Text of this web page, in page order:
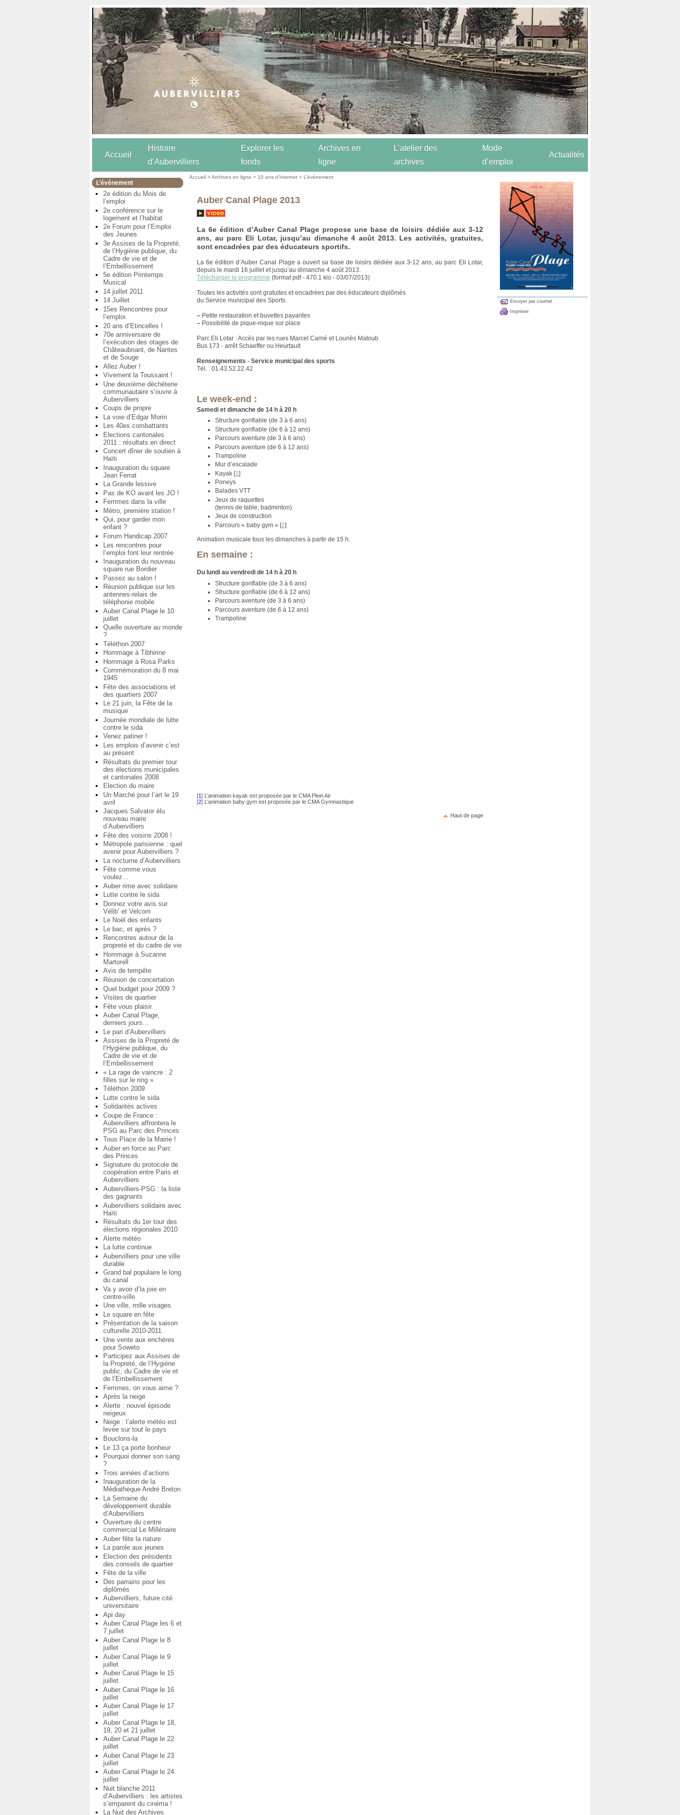
Accueil
Histoire
d’Aubervilliers
Explorer les
fonds
Archives en
ligne
L’atelier des
archives
Mode
d’emploi
Actualités
L’événement
2e édition du Mois de
l’emploi
2e conférence sur le
logement et l’habitat
2e Forum pour l’Emploi
des Jeunes
3e Assises de la Propreté,
de l’Hygiène publique, du
Cadre de vie et de
l’Embellissement
5e édition Printemps
Musical
14 juillet 2011
14 Juillet
15es Rencontres pour
l’emploi
20 ans d’Etincelles !
70e anniversaire de
l’exécution des otages de
Châteaubriant, de Nantes
et de Souge
Allez Auber !
Vivement la Toussaint !
Une deuxième déchèterie
communautaire s’ouvre à
Aubervilliers
Coups de propre
La voie d’Edgar Morin
Les 40es combattants
Elections cantonales
2011 : résultats en direct
Concert dîner de soutien à
Haïti
Inauguration du square
Jean Ferrat
La Grande lessive
Pas de KO avant les JO !
Femmes dans la ville
Métro, première station !
Qui, pour garder mon
enfant ?
Forum Handicap 2007
Les rencontres pour
l’emploi font leur rentrée
Inauguration du nouveau
square rue Bordier
Passez au salon !
Réunion publique sur les
antennes-relais de
téléphonie mobile
Auber Canal Plage le 10
juillet
Quelle ouverture au monde
?
Téléthon 2007
Hommage à Tibhirine
Hommage à Rosa Parks
Commémoration du 8 mai
1945
Fête des associations et
des quartiers 2007
Le 21 juin, la Fête de la
musique
Journée mondiale de lutte
contre le sida
Venez patiner !
Les emplois d’avenir c’est
au présent
Résultats du premier tour
des élections municipales
et cantonales 2008
Election du maire
Un Marché pour l’art le 19
avril
Jacques Salvator élu
nouveau maire
d’Aubervilliers
Fête des voisins 2008 !
Métropole parisienne : quel
avenir pour Aubervilliers ?
La nocturne d’Aubervilliers
Fête comme vous
voulez…
Auber rime avec solidaire
Lutte contre le sida
Donnez votre avis sur
Vélib’ et Velcom
Le Noël des enfants
Le bac, et après ?
Rencontres autour de la
propreté et du cadre de vie
Hommage à Suzanne
Martorell
Avis de tempête
Réunion de concertation
Quel budget pour 2009 ?
Visites de quartier
Fête vous plaisir
Auber Canal Plage,
derniers jours...
Le pari d’Aubervilliers
Assises de la Propreté de
l’Hygiène publique, du
Cadre de vie et de
l’Embellissement
« La rage de vaincre : 2
filles sur le ring »
Téléthon 2009
Lutte contre le sida
Solidarités actives
Coupe de France :
Aubervilliers affrontera le
PSG au Parc des Princes
Tous Place de la Mairie !
Auber en force au Parc
des Princes
Signature du protocole de
coopération entre Paris et
Aubervilliers
Aubervilliers-PSG : la liste
des gagnants
Aubervilliers solidaire avec
Haïti
Résultats du 1er tour des
élections régionales 2010
Alerte météo
La lutte continue
Aubervilliers pour une ville
durable
Grand bal populaire le long
du canal
Va y avoir d’la joie en
centre-ville
Une ville, mille visages
Le square en fête
Présentation de la saison
culturelle 2010-2011
Une vente aux enchères
pour Soweto
Participez aux Assises de
la Propreté, de l’Hygiène
public, du Cadre de vie et
de l’Embellissement
Femmes, on vous aime ?
Après la neige
Alerte : nouvel épisode
neigeux
Neige : l’alerte météo est
levée sur tout le pays
Bouclons-la
Le 13 ça porte bonheur
Pourquoi donner son sang
?
Trois années d’actions
Inauguration de la
Médiathèque André Breton
La Semaine du
développement durable
d’Aubervilliers
Ouverture du centre
commercial Le Millénaire
Auber fête la nature
La parole aux jeunes
Election des présidents
des conseils de quartier
Fête de la ville
Des parrains pour les
diplômés
Aubervilliers, future cité
universitaire
Api day
Auber Canal Plage les 6 et
7 juillet
Auber Canal Plage le 8
juillet
Auber Canal Plage le 9
juillet
Auber Canal Plage le 15
juillet
Auber Canal Plage le 16
juillet
Auber Canal Plage le 17
juillet
Auber Canal Plage le 18,
19, 20 et 21 juillet
Auber Canal Plage le 22
juillet
Auber Canal Plage le 23
juillet
Auber Canal Plage le 24
juillet
Nuit blanche 2011
d’Aubervilliers : les artistes
s’emparent du cinéma !
La Nuit des Archives
Accueil >Archives en ligne > 10 ans d’Internet >L’événement
Auber Canal Plage 2013
La 6e édition d’Auber Canal Plage propose une base de loisirs dédiée aux 3-12
ans, au parc Eli Lotar, jusqu’au dimanche 4 août 2013. Les activités, gratuites,
sont encadrées par des éducateurs sportifs.
La 6e édition d’Auber Canal Plage a ouvert sa base de loisirs dédiée aux 3-12 ans, au parc Eli Lotar,
depuis le mardi 16 juillet et jusqu’au dimanche 4 août 2013.
Télécharger le programme (format pdf - 470.1 kio - 03/07/2013)
Toutes les activités sont gratuites et encadrées par des éducateurs diplômés
du Service municipal des Sports.
– Petite restauration et buvettes payantes
– Possibilité de pique-nique sur place
Parc Eli Lotar : Accès par les rues Marcel Carné et Lounès Matoub
Bus 173 - arrêt Schaeffer ou Heurtault
Renseignements - Service municipal des sports
Tél. : 01.43.52.22.42
Le week-end :
Samedi et dimanche de 14 h à 20 h
Structure gonflable (de 3 à 6 ans)
Structure gonflable (de 6 à 12 ans)
Parcours aventure (de 3 à 6 ans)
Parcours aventure (de 6 à 12 ans)
Trampoline
Mur d’escalade
Kayak [1]
Poneys
Balades VTT
Jeux de raquettes
(tennis de table, badminton)
Jeux de construction
Parcours « baby gym » [2]
Animation musicale tous les dimanches à partir de 15 h.
En semaine :
Du lundi au vendredi de 14 h à 20 h
Structure gonflable (de 3 à 6 ans)
Structure gonflable (de 6 à 12 ans)
Parcours aventure (de 3 à 6 ans)
Parcours aventure (de 6 à 12 ans)
Trampoline
[1] L’animation kayak est proposée par le CMA Plein Air
[2] L’animation baby gym est proposée par le CMA Gymnastique
Haut de page
Envoyer par courriel
Imprimer